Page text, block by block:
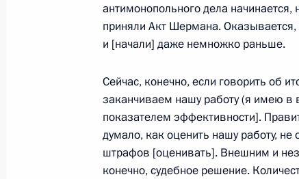
Василий Голубев назначен
губернатора Ростовской области
Приветствие участникам,
Петербургского
8 июня 2015 года, 12:00
антимонопольного дела
приняли Акт Шермана.
и [начали] даже немножко раньше.
Сейчас, конечно, если говорить об
заканчиваем нашу работу (я имею
показателем эффективности].
думало, как оценить нашу работу,
штрафов [оценивать]. Внешним и
конечно, судебное решение.